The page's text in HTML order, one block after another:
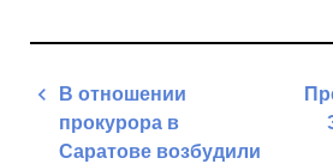
Навигация
записям
В отношении
прокурора в
Саратове возбудили